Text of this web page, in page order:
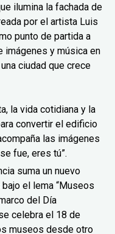
ilumina la fachada de
por el artista Luis
punto de partida a
imágenes y música en
ciudad que crece
la vida cotidiana y la
convertir el edificio
las imágenes
fue, eres tú”.
suma un nuevo
el lema “Museos
del Día
celebra el 18 de
museos desde otro